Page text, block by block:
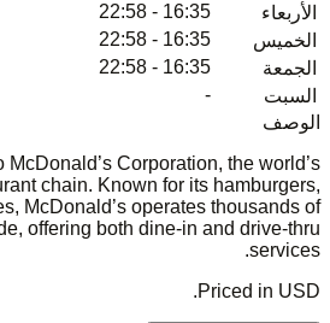
الأربعاء
16:35 - 22:58
الخميس
16:35 - 22:58
الجمعة
16:35 - 22:58
السبت
-
الوصف
McDonald’s Corporation, the world’s
chain. Known for its hamburgers,
McDonald’s operates thousands of
offering both dine-in and drive-thru
services.
Priced in USD.